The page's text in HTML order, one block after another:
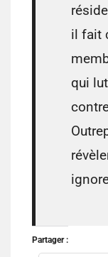
il fait
qui
Partager :